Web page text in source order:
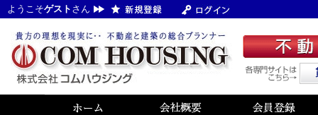
ようこそゲスト さん